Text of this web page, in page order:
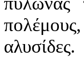
αλυσίδες.